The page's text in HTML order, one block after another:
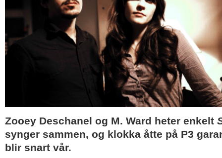
Zooey Deschanel og M. Ward heter enkelt
synger sammen, og klokka åtte på P3
blir snart vår.